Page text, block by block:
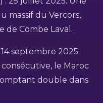
massif du Vercors,
Combe Laval.
septembre 2025.
le Maroc
double dans